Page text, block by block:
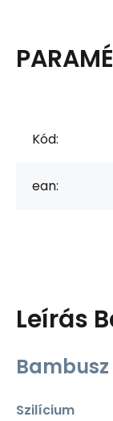
Kód:
ean:
Leírás
Szilícium